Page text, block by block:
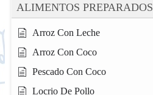
ALIMENTOS PREPARADOS
Arroz Con Leche
Arroz Con Coco
Pescado Con Coco
Locrio De Pollo